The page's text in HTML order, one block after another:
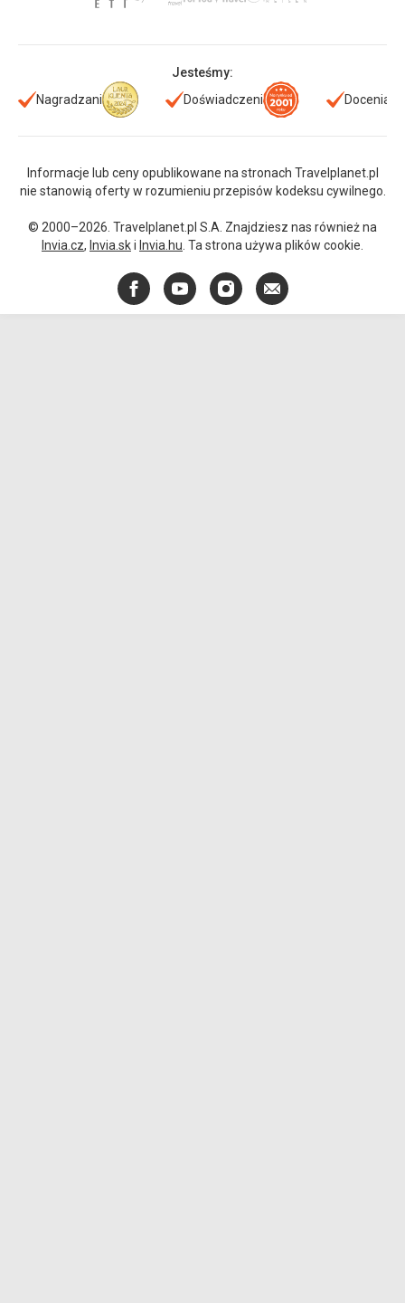
Jesteśmy:
Nagradzani
Doświadczeni Doceniani
Informacje lub ceny opublikowane na stronach Travelplanet.pl
nie stanowią oferty w rozumieniu przepisów kodeksu cywilnego.
© 2000–2026. Travelplanet.pl S.A. Znajdziesz nas również na
Invia.cz, Invia.ski Invia.hu . Ta strona używa plików cookie.
FacebookYouTubeInstagram
E-
mail